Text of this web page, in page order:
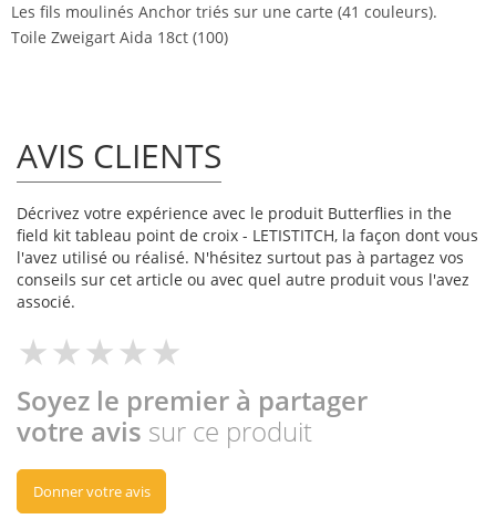
Les fils moulinés Anchor triés sur une carte (41 couleurs).
Toile Zweigart Aida 18ct (100)
AVIS CLIENTS
Décrivez votre expérience avec le produit Butterflies in the
field kit tableau point de croix - LETISTITCH, la façon dont vous
l'avez utilisé ou réalisé. N'hésitez surtout pas à partagez vos
conseils sur cet article ou avec quel autre produit vous l'avez
associé.
Soyez le premier à partager
votre avis sur ce produit
Donner votre avis